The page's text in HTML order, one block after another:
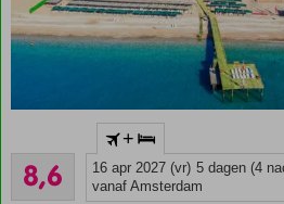
strand
en in
8,6
Aanrader
156
beoordelingen
+
16 apr 2027 (vr) 5 dagen (4
vanaf Amsterdam